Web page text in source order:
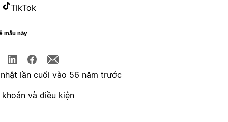
TikTok
mẫu này
lần cuối vào 56 năm trước
và điều kiện